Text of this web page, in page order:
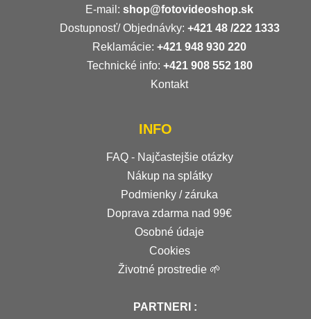
E-mail: shop@fotovideoshop.sk
Dostupnosť/ Objednávky: +421 48 /222 1333
Reklamácie: +421 948 930 220
Technické info: +421 908 552 180
Kontakt
INFO
FAQ - Najčastejšie otázky
Nákup na splátky
Podmienky / záruka
Doprava zdarma nad 99€
Osobné údaje
Cookies
Životné prostredie 🌱
PARTNERI :